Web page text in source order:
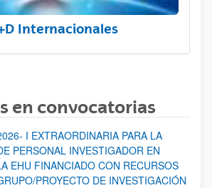
Internacionales
en convocatorias
I EXTRAORDINARIA PARA LA
PERSONAL INVESTIGADOR EN
EHU FINANCIADO CON RECURSOS
PROYECTO DE INVESTIGACIÓN